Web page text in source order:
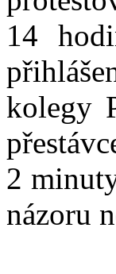
14
kolegy
2
názoru